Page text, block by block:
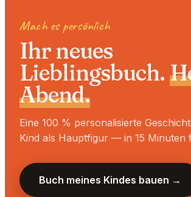
Mach es persönlich
Ihr neues
Lieblingsbuch.
Abend.
Eine 100 % personalisierte
Kind als Hauptfigur — in 15 Minuten
Buch meines Kindes bauen →